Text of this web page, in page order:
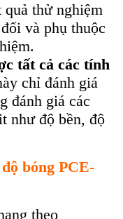
quả thử nghiệm
và phụ thuộc
tất cả các tính
chỉ đánh giá
đánh giá các
như độ bền, độ
ộ bóng PCE-
theo